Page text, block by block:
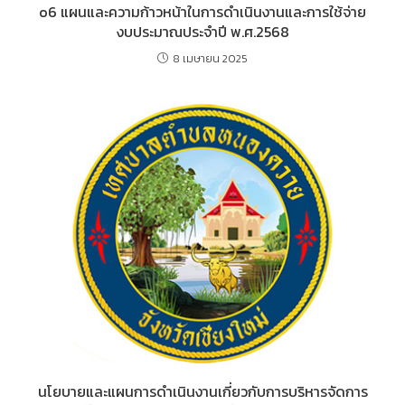
o6 แผนและความก้าวหน้าในการดำเนินงานและการใช้จ่าย
งบประมาณประจำปี พ.ศ.2568
8 เมษายน 2025
นโยบายและแผนการดำเนินงานเกี่ยวกับการบริหารจัดการ